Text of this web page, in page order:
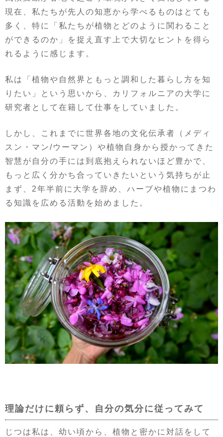
現在、私たちが先人の知恵から学べるものはとても
多く、特に「私たちが植物とどのように関わること
ができるのか」を捉え直す上で大切なヒントを得ら
れるように感じます。
私は「植物や自然界ともっと調和した暮らし方を知
りたい」という思いから、カリフォルニアの大学に
研究者として在籍して仕事をしていました。
しかし、これまでに世界各地の文化伝承者（メディ
スン・マン/ウーマン）や植物自身から授かってきた
智慧が自分の手には到底抱えられないほど豊かで、
もっと広く分かち合っていきたいという気持ちが止
まず、2年半前に大学を辞め、ハーブや植物にまつわ
る知識を広める活動を始めました。
理論だけに頼らず、自分の気分に従ってみて
じつは私は、幼い頃から、植物と密かに対話をして